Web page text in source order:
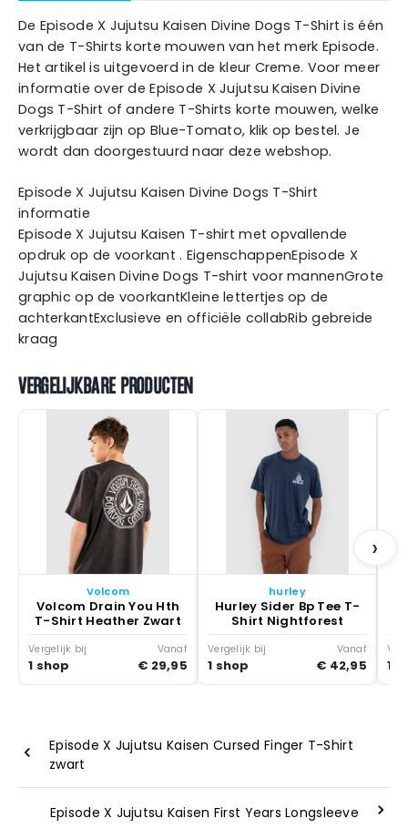
De Episode X Jujutsu Kaisen Divine Dogs T-Shirt is één
van de T-Shirts korte mouwen van het merk Episode.
Het artikel is uitgevoerd in de kleur Creme. Voor meer
informatie over de Episode X Jujutsu Kaisen Divine
Dogs T-Shirt of andere T-Shirts korte mouwen, welke
verkrijgbaar zijn op Blue-Tomato, klik op bestel. Je
wordt dan doorgestuurd naar deze webshop.
Episode X Jujutsu Kaisen Divine Dogs T-Shirt
informatie
Episode X Jujutsu Kaisen T-shirt met opvallende
opdruk op de voorkant . EigenschappenEpisode X
Jujutsu Kaisen Divine Dogs T-shirt voor mannenGrote
graphic op de voorkantKleine lettertjes op de
achterkantExclusieve en officiële collabRib gebreide
kraag
VERGELIJKBARE PRODUCTEN
Volcom
Volcom Drain You Hth
T-Shirt Heather Zwart
Vergelijk bij
1 shop
Vanaf
€ 29,95
hurley
Hurley Sider Bp Tee T-
Shirt Nightforest
Vergelijk bij
1 shop
Vanaf
€ 42,95 1
›
Episode X Jujutsu Kaisen Cursed Finger T-Shirt
zwart
Episode X Jujutsu Kaisen First Years Longsleeve